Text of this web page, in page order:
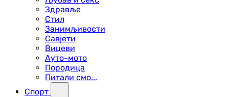
Здравље
Стил
Занимљивости
Савјети
Вицеви
Ауто-мото
Породица
Питали смо...
Спорт